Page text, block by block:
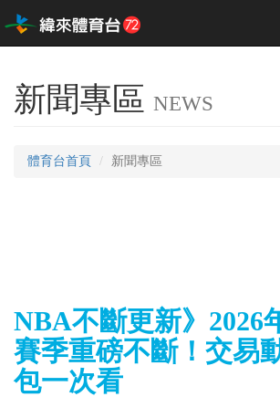
新聞專區 NEWS
體育台首頁 新聞專區
NBA不斷更新》2026
賽季重磅不斷！交易
包一次看